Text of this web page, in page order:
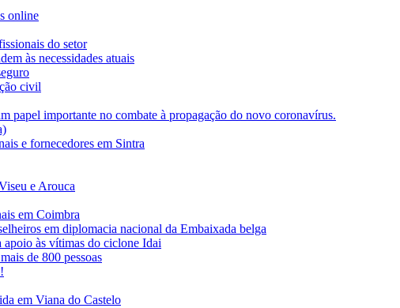
online
do setor
às necessidades atuais
civil
papel importante no combate à propagação do novo coronavírus.
e fornecedores em Sintra
e Arouca
em Coimbra
em diplomacia nacional da Embaixada belga
às vítimas do ciclone Idai
de 800 pessoas
em Viana do Castelo